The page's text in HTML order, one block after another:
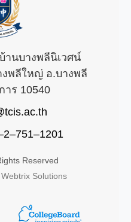
านบางพลีนิเวศน์
งพลีใหญ่ อ.บางพลี
าร 10540
Reserved
Solutions